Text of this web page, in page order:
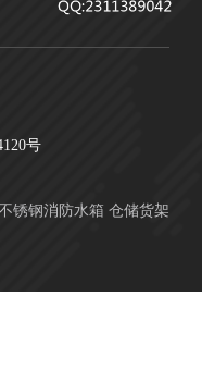
号
锈钢消防水箱 仓储货架